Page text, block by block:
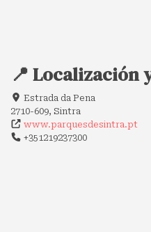
📍 Localización
Estrada da Pena
2710-609, Sintra
www.parquesdesintra.pt
+351219237300